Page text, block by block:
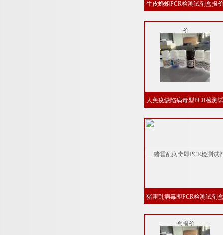
牛皮蝇蛆PCR检测试剂盒报
人免疫缺陷病毒型PCR检测
猪霍乱病毒即PCR检测试剂